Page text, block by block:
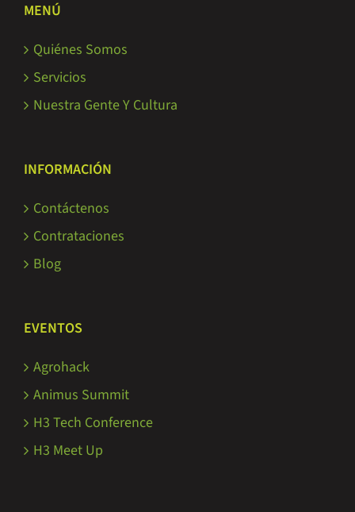
MENÚ
Quiénes Somos
Servicios
Nuestra Gente Y Cultura
INFORMACIÓN
Contáctenos
Contrataciones
Blog
EVENTOS
Agrohack
Animus Summit
H3 Tech Conference
H3 Meet Up